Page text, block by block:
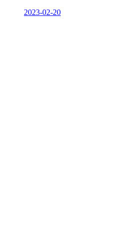
2023-02-20